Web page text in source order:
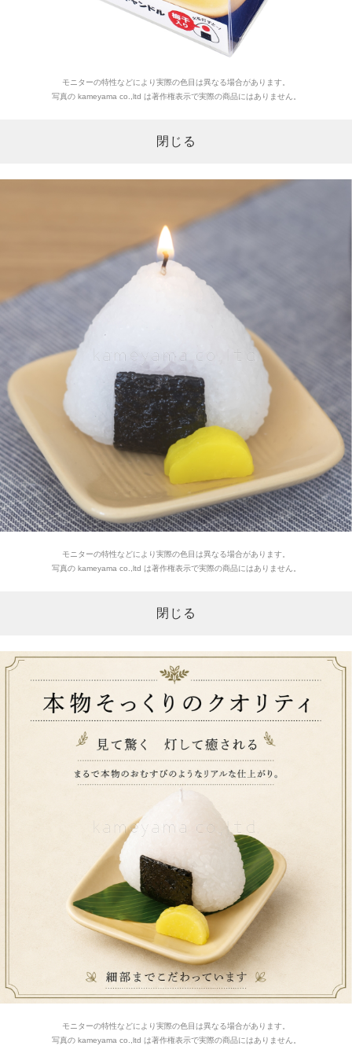
モニターの特性などにより実際の色目は異なる場合があります。
写真の kameyama co.,ltd は著作権表示で実際の商品にはありません。
閉じる
モニターの特性などにより実際の色目は異なる場合があります。
写真の kameyama co.,ltd は著作権表示で実際の商品にはありません。
閉じる
モニターの特性などにより実際の色目は異なる場合があります。
写真の kameyama co.,ltd は著作権表示で実際の商品にはありません。